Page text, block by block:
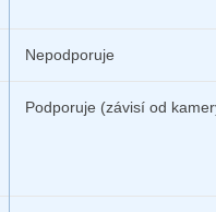
Nepodporuje
Podporuje (závisí od